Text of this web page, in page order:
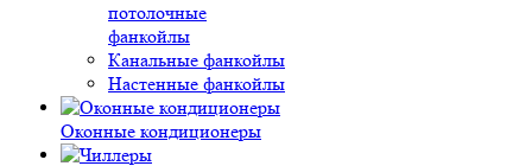
потолочные
фанкойлы
Канальные фанкойлы
Настенные фанкойлы
Оконные кондиционеры